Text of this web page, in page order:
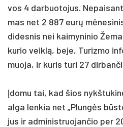
vos 4 dar­buo­to­jus.
mas net 2 887 eurų
di­des­nis nei kai­my­ni­nio
ku­rio veiklą, be­je, Tu­riz­mo
muo­ja, ir ku­ris tu­ri 27
Įdo­mu tai, kad šios
al­ga len­kia net „Plungės
jus ir ad­mi­nist­ruo­jan­čio per